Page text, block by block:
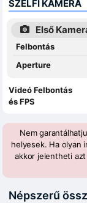
SZELFI KAMERA
Első
Felbontás
Aperture
Videó Felbontás
és FPS
Nem
helyesek. Ha olyan
akkor jelentheti azt
Népszerű